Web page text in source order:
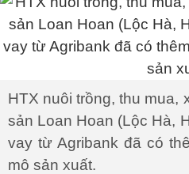
HTX nuôi trồng, thu mua,
sản Loan Hoan (Lộc Hà,
vay từ Agribank đã có
mô sản xuất.